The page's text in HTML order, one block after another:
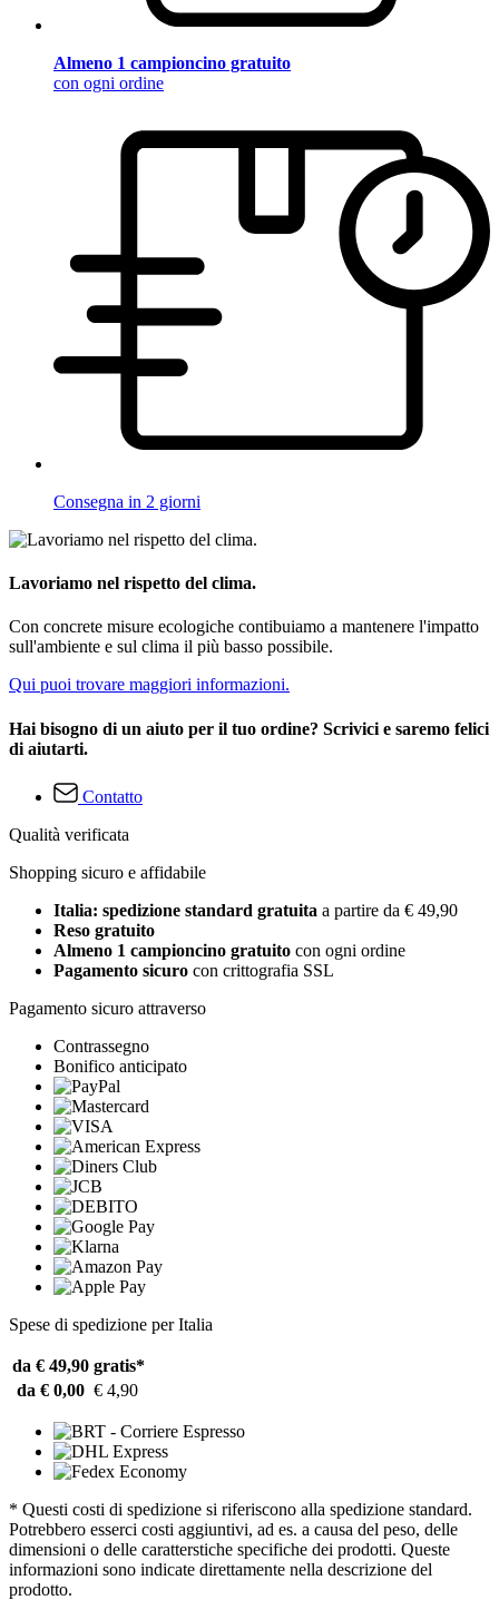
Almeno 1 campioncino gratuito
con ogni ordine
Consegna in 2 giorni
Lavoriamo nel rispetto del clima.
Con concrete misure ecologiche contibuiamo a mantenere l'impatto
sull'ambiente e sul clima il più basso possibile.
Qui puoi trovare maggiori informazioni.
Hai bisogno di un aiuto per il tuo ordine? Scrivici e saremo felici
di aiutarti.
Contatto
Qualità verificata
Shopping sicuro e affidabile
Italia: spedizione standard gratuita a partire da € 49,90
Reso gratuito
Almeno 1 campioncino gratuito con ogni ordine
Pagamento sicuro con crittografia SSL
Pagamento sicuro attraverso
Contrassegno
Bonifico anticipato
Spese di spedizione per Italia
da € 49,90 gratis*
da € 0,00 € 4,90
* Questi costi di spedizione si riferiscono alla spedizione standard.
Potrebbero esserci costi aggiuntivi, ad es. a causa del peso, delle
dimensioni o delle caratterstiche specifiche dei prodotti. Queste
informazioni sono indicate direttamente nella descrizione del
prodotto.